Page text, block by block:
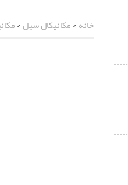
خانه>مکانیکال سیل>